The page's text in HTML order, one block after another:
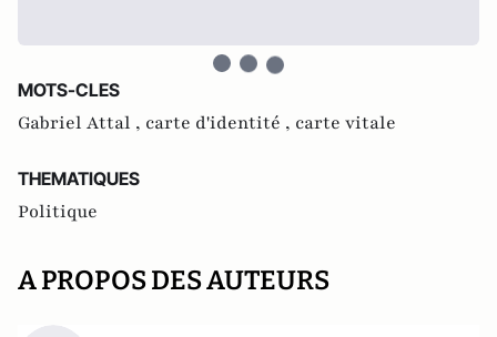
MOTS-CLES
Gabriel Attal , carte d'identité , carte vitale
THEMATIQUES
Politique
A PROPOS DES AUTEURS